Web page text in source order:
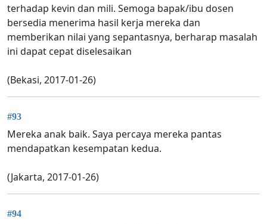
terhadap kevin dan mili. Semoga bapak/ibu dosen
bersedia menerima hasil kerja mereka dan
memberikan nilai yang sepantasnya, berharap masalah
ini dapat cepat diselesaikan
(Bekasi, 2017-01-26)
#93
Mereka anak baik. Saya percaya mereka pantas
mendapatkan kesempatan kedua.
(Jakarta, 2017-01-26)
#94